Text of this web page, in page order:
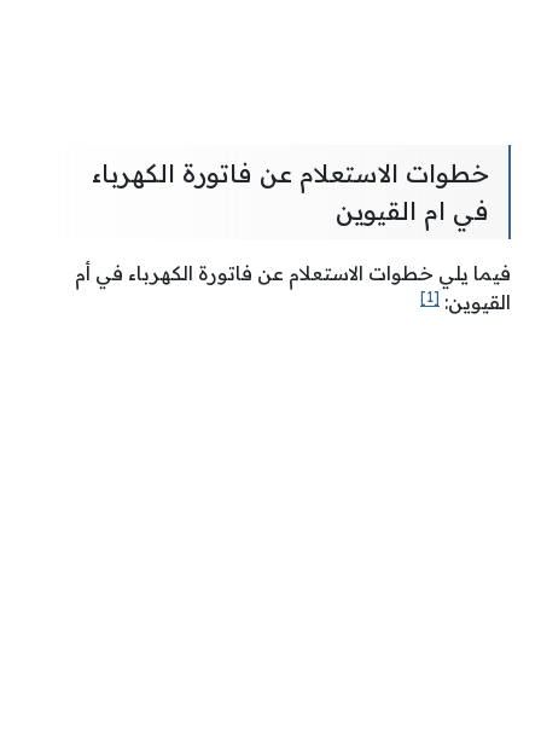
خطوات الاستعلام عن فاتورة الكهرباء
في ام القيوين
فيما يلي خطوات الاستعلام عن فاتورة الكهرباء في أم
القيوين: [1]